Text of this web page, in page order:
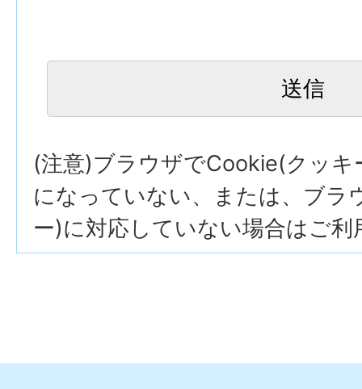
(注意)ブラウザでCookie(クッキ
になっていない、または、ブラ
ー)に対応していない場合はご利